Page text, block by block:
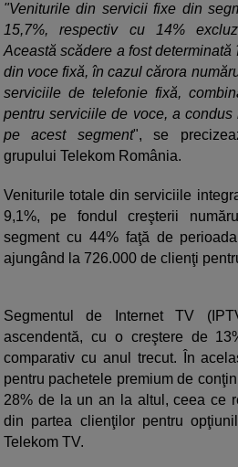
"Veniturile din servicii fixe din
15,7%, respectiv cu 14%
Această scădere a fost
din voce fixă, în cazul cărora
serviciile de telefonie fixă,
pentru serviciile de voce, a condus
pe acest segment", se
grupului Telekom România.
Veniturile totale din serviciile
9,1%, pe fondul creşterii
segment cu 44% faţă de
ajungând la 726.000 de clienţi
Segmentul de Internet TV
ascendentă, cu o creştere de
comparativ cu anul trecut. În
pentru pachetele premium de
28% de la un an la altul, ceea ce
din partea clienţilor pentru
Telekom TV.